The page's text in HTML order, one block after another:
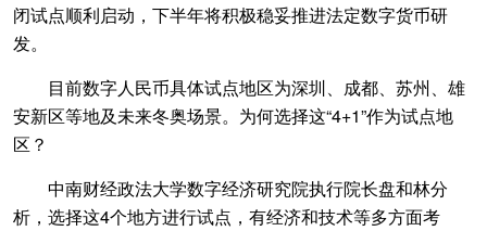
闭试点顺利启动，下半年将积极稳妥推进法定数字货币研
发。
目前数字人民币具体试点地区为深圳、成都、苏州、雄
安新区等地及未来冬奥场景。为何选择这“4+1”作为试点地
区？
中南财经政法大学数字经济研究院执行院长盘和林分
析，选择这4个地方进行试点，有经济和技术等多方面考